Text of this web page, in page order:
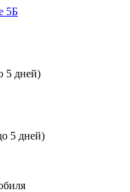
5Б
5 дней)
5 дней)